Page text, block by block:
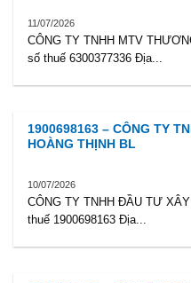
11/07/2026
CÔNG TY TNHH MTV
số thuế 6300377336 Địa...
1900698163 – CÔNG TY
HOÀNG THỊNH BL
10/07/2026
CÔNG TY TNHH ĐẦU TƯ
thuế 1900698163 Địa...